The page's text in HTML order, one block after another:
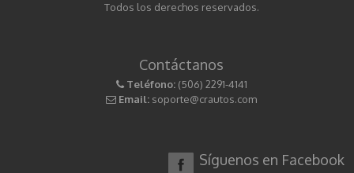
Todos los derechos reservados.
Contáctanos
Teléfono: (506) 2291-4141
Email: soporte@crautos.com
Síguenos en Facebook